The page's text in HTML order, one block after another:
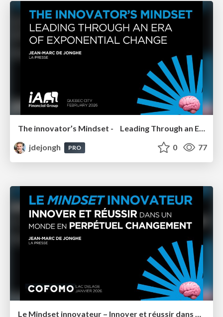
The innovator’s Mindset - Leading Through an Era of Exponential Change - IA Financial Group 2026
jdejongh
PRO 0 77